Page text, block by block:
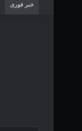
خبر فوری